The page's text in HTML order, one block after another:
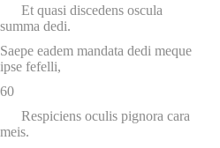
Et quasi discedens oscula
summa dedi.
Saepe eadem mandata dedi meque
ipse fefelli,
60
Respiciens oculis pignora cara
meis.